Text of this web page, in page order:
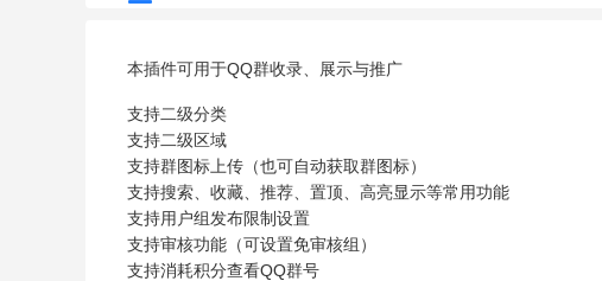
本插件可用于QQ群收录、展示与推广
支持二级分类
支持二级区域
支持群图标上传（也可自动获取群图标）
支持搜索、收藏、推荐、置顶、高亮显示等常用功能
支持用户组发布限制设置
支持审核功能（可设置免审核组）
支持消耗积分查看QQ群号